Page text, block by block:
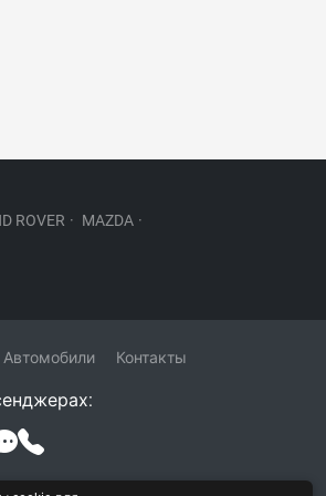
ROVER · MAZDA ·
Автомобили Контакты
и